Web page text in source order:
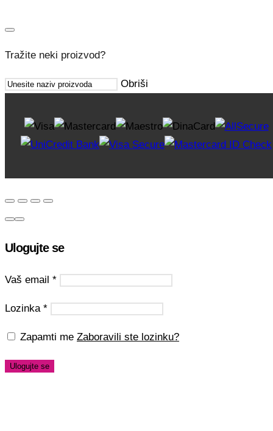
Tražite neki proizvod?
Obriši
Ulogujte se
Vaš email *
Lozinka *
Zapamti me Zaboravili ste lozinku?
Ulogujte se